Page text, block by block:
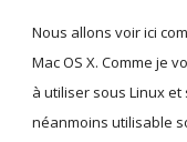
Nous allons voir ici
Mac OS X. Comme je
à utiliser sous Linux
néanmoins utilisable